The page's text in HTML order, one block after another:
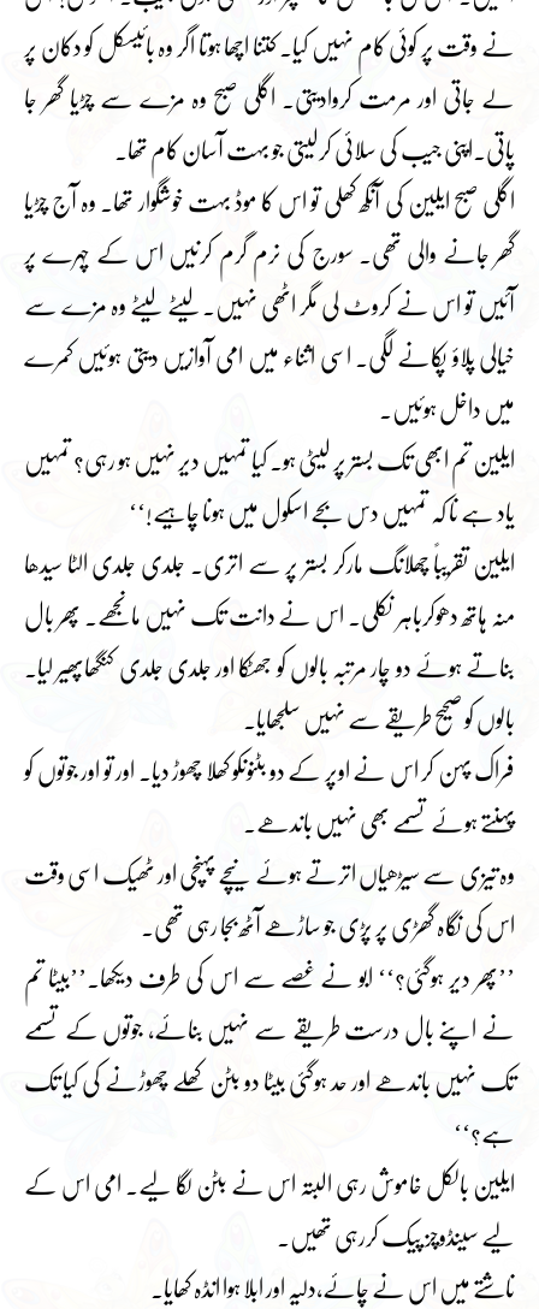
نے وقت پر کوئی کام نہیں کیا۔ کتنا اچھا ہوتا اگر وہ بائیسکل کو دکان پر
لے جاتی اور مرمت کروادیتی۔ اگلی صبح وہ مزے سے چڑیا گھر جا
پاتی۔اپنی جیب کی سلائی کرلیتی جو بہت آسان کام تھا۔
اگلی صبح ایلین کی آنکھ کھلی تو اس کا موڈ بہت خوشگوار تھا۔ وہ آج چڑیا
گھر جانے والی تھی۔ سورج کی نرم گرم کرنیں اس کے چہرے پر
آئیں تو اس نے کروٹ لی مگر اٹھی نہیں۔لیٹے لیٹے وہ مزے سے
خیالی پلاؤ پکانے لگی۔ اسی اثناء میں امی آوازیں دیتی ہوئیں کمرے
میں داخل ہوئیں۔
ایلین تم ابھی تک بستر پر لیٹی ہو۔ کیا تمہیں دیر نہیں ہو رہی؟ تمہیں
یاد ہے نا کہ تمہیں دس بجے اسکول میں ہونا چاہیے!‘‘
ایلین تقریباً چھلانگ مارکر بستر پر سے اتری۔ جلدی جلدی الٹا سیدھا
منہ ہاتھ دھوکرباہر نکلی۔ اس نے دانت تک نہیں مانجھے۔ پھر بال
بناتے ہوئے دو چار مرتبہ بالوں کو جھٹکا اور جلدی جلدی کنگھاپھیر لیا۔
بالوں کو صحیح طریقے سے نہیں سلجھایا۔
فراک پہن کر اس نے اوپر کے دو بٹنوںکو کھلا چھوڑ دیا۔ اور تو اور جوتوں کو
پہنتے ہوئے تسمے بھی نہیں باندھے۔
وہ تیزی سے سیڑھیاں اترتے ہوئے نیچے پہنچی اور ٹھیک اسی وقت
اس کی نگاہ گھڑی پر پڑی جو ساڑھے آٹھ بجا رہی تھی۔
’’پھر دیر ہوگئی؟‘‘ ابو نے غصے سے اس کی طرف دیکھا۔’’بیٹا تم
نے اپنے بال درست طریقے سے نہیں بنائے، جوتوں کے تسمے
تک نہیں باندھے اور حد ہوگئی بیٹا دو بٹن کھلے چھوڑنے کی کیا تک
ہے؟‘‘
ایلین بالکل خاموش رہی البتہ اس نے بٹن لگا لیے۔ امی اس کے
لیے سینڈوچز پیک کررہی تھیں۔
ناشتے میں اس نے چائے،دلیہ اور ابلا ہوا انڈہ کھایا۔